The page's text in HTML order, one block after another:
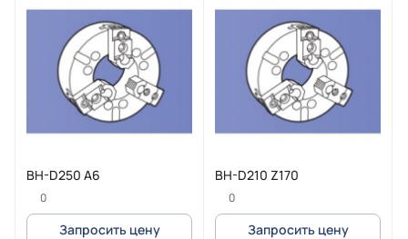
BH-D250 А6
0
Запросить цену
BH-D210 Z170
0
Запросить цену